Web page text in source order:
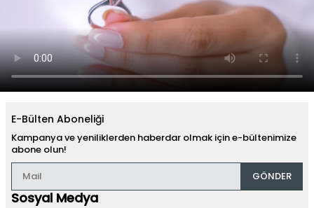
E-Bülten Aboneliği
Kampanya ve yeniliklerden haberdar olmak için e-bültenimize
abone olun!
GÖNDER
Sosyal Medya